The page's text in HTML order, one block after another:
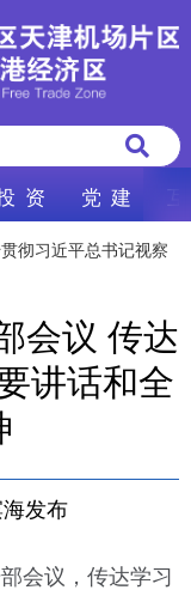
资 党 建
彻习近平总书记视察
会议 传达
讲话和全
发布
会议，传达学习